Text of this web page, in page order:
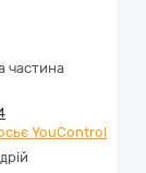
частина
YouControl